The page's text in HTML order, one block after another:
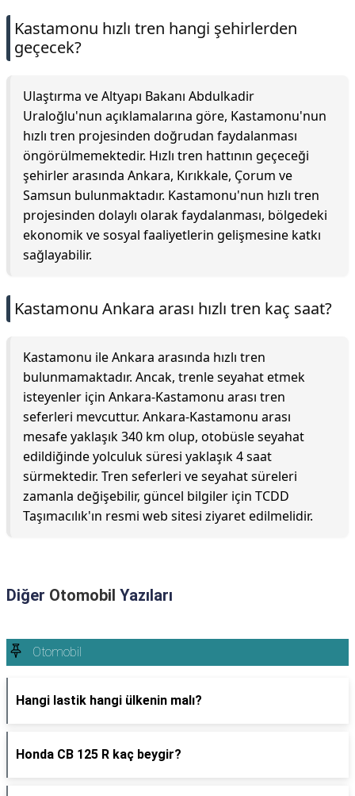
Kastamonu hızlı tren hangi şehirlerden
geçecek?
Ulaştırma ve Altyapı Bakanı Abdulkadir
Uraloğlu'nun açıklamalarına göre, Kastamonu'nun
hızlı tren projesinden doğrudan faydalanması
öngörülmemektedir. Hızlı tren hattının geçeceği
şehirler arasında Ankara, Kırıkkale, Çorum ve
Samsun bulunmaktadır. Kastamonu'nun hızlı tren
projesinden dolaylı olarak faydalanması, bölgedeki
ekonomik ve sosyal faaliyetlerin gelişmesine katkı
sağlayabilir.
Kastamonu Ankara arası hızlı tren kaç saat?
Kastamonu ile Ankara arasında hızlı tren
bulunmamaktadır. Ancak, trenle seyahat etmek
isteyenler için Ankara-Kastamonu arası tren
seferleri mevcuttur. Ankara-Kastamonu arası
mesafe yaklaşık 340 km olup, otobüsle seyahat
edildiğinde yolculuk süresi yaklaşık 4 saat
sürmektedir. Tren seferleri ve seyahat süreleri
zamanla değişebilir, güncel bilgiler için TCDD
Taşımacılık'ın resmi web sitesi ziyaret edilmelidir.
Diğer Otomobil Yazıları
Otomobil
Hangi lastik hangi ülkenin malı?
Honda CB 125 R kaç beygir?